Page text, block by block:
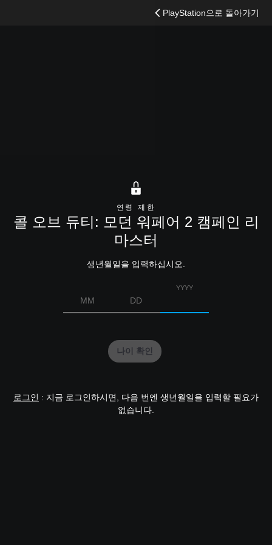
PlayStation으로 돌아가기
연령 제한
콜 오브 듀티: 모던 워페어 2 캠페인 리
마스터
생년월일을 입력하십시오.
MM DD
YYYY
나이 확인
로그인 : 지금 로그인하시면, 다음 번엔 생년월일을 입력할 필요가
없습니다.